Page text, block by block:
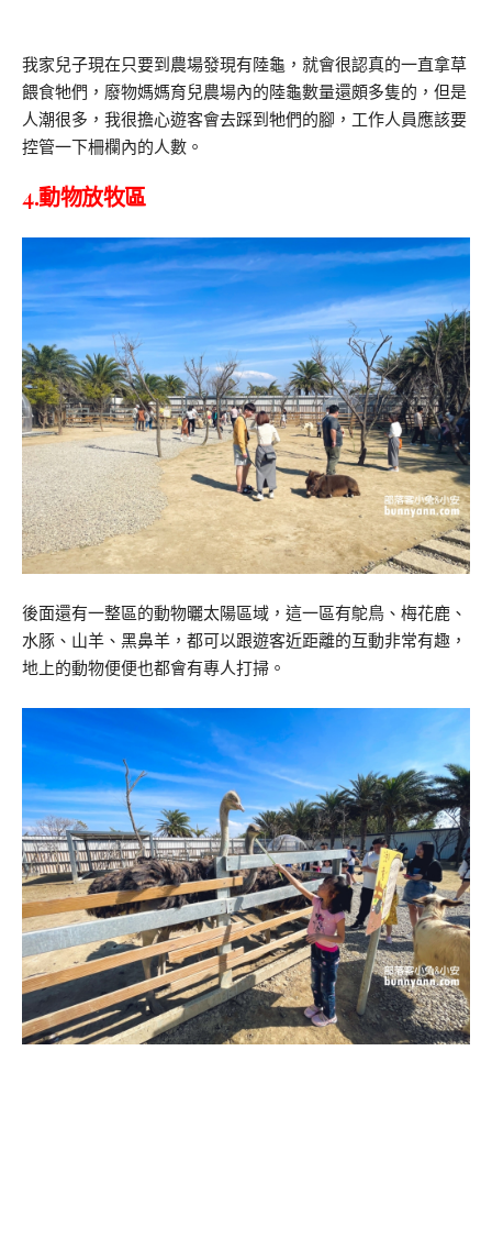
我家兒子現在只要到農場發現有陸龜，就會很認真的一直拿草
餵食牠們，廢物媽媽育兒農場內的陸龜數量還頗多隻的，但是
人潮很多，我很擔心遊客會去踩到牠們的腳，工作人員應該要
控管一下柵欄內的人數。
4.動物放牧區
後面還有一整區的動物曬太陽區域，這一區有鴕鳥、梅花鹿、
水豚、山羊、黑鼻羊，都可以跟遊客近距離的互動非常有趣，
地上的動物便便也都會有專人打掃。